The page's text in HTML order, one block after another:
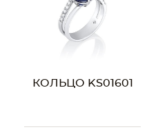
КОЛЬЦО KS01601